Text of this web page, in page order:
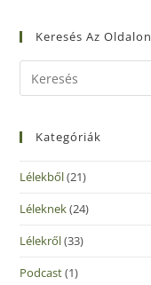
Keresés Az Oldalon
Kategóriák
Lélekből(21)
Léleknek(24)
Lélekről(33)
Podcast(1)